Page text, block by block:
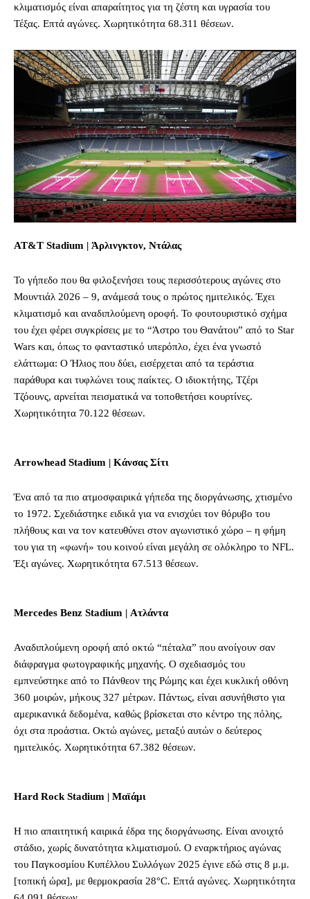
κλιματισμός είναι απαραίτητος για τη ζέστη και υγρασία του
Τέξας. Επτά αγώνες. Χωρητικότητα 68.311 θέσεων.
AT&T Stadium | Άρλινγκτον, Ντάλας
Το γήπεδο που θα φιλοξενήσει τους περισσότερους αγώνες στο
Μουντιάλ 2026 – 9, ανάμεσά τους ο πρώτος ημιτελικός. Έχει
κλιματισμό και αναδιπλούμενη οροφή. Το φουτουριστικό σχήμα
του έχει φέρει συγκρίσεις με το “Άστρο του Θανάτου” από το Star
Wars και, όπως το φανταστικό υπερόπλο, έχει ένα γνωστό
ελάττωμα: Ο Ήλιος που δύει, εισέρχεται από τα τεράστια
παράθυρα και τυφλώνει τους παίκτες. Ο ιδιοκτήτης, Τζέρι
Τζόουνς, αρνείται πεισματικά να τοποθετήσει κουρτίνες.
Χωρητικότητα 70.122 θέσεων.
Arrowhead Stadium | Κάνσας Σίτι
Ένα από τα πιο ατμοσφαιρικά γήπεδα της διοργάνωσης, χτισμένο
το 1972. Σχεδιάστηκε ειδικά για να ενισχύει τον θόρυβο του
πλήθους και να τον κατευθύνει στον αγωνιστικό χώρο – η φήμη
του για τη «φωνή» του κοινού είναι μεγάλη σε ολόκληρο το NFL.
Έξι αγώνες. Χωρητικότητα 67.513 θέσεων.
Mercedes Benz Stadium | Ατλάντα
Αναδιπλούμενη οροφή από οκτώ “πέταλα” που ανοίγουν σαν
διάφραγμα φωτογραφικής μηχανής. Ο σχεδιασμός του
εμπνεύστηκε από το Πάνθεον της Ρώμης και έχει κυκλική οθόνη
360 μοιρών, μήκους 327 μέτρων. Πάντως, είναι ασυνήθιστο για
αμερικανικά δεδομένα, καθώς βρίσκεται στο κέντρο της πόλης,
όχι στα προάστια. Οκτώ αγώνες, μεταξύ αυτών ο δεύτερος
ημιτελικός. Χωρητικότητα 67.382 θέσεων.
Hard Rock Stadium | Μαϊάμι
Η πιο απαιτητική καιρικά έδρα της διοργάνωσης. Είναι ανοιχτό
στάδιο, χωρίς δυνατότητα κλιματισμού. Ο εναρκτήριος αγώνας
του Παγκοσμίου Κυπέλλου Συλλόγων 2025 έγινε εδώ στις 8 μ.μ.
[τοπική ώρα], με θερμοκρασία 28°C. Επτά αγώνες. Χωρητικότητα